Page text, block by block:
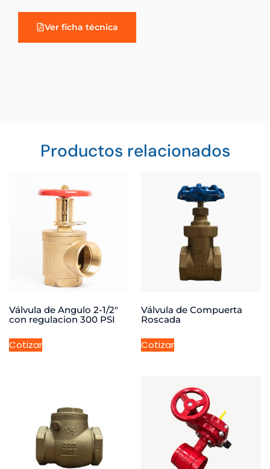
Ver ficha técnica
Productos relacionados
Válvula de Angulo 2-1/2″
con regulacion 300 PSI
Cotizar
Válvula de Compuerta
Roscada
Cotizar